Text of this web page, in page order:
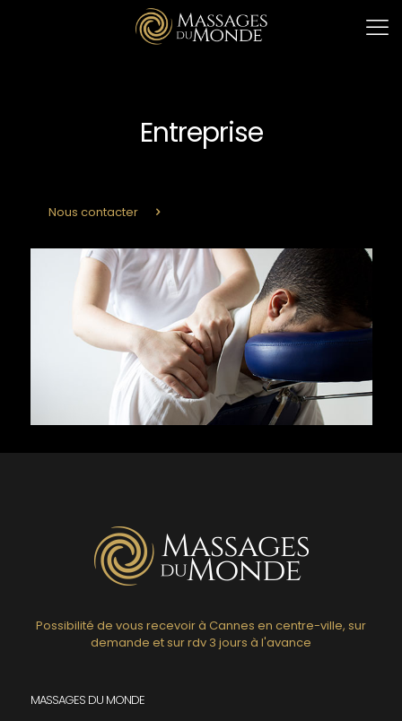
Entreprise
Nous contacter
Possibilité de vous recevoir à Cannes en centre-ville, sur
demande et sur rdv 3 jours à l'avance
MASSAGES DU MONDE